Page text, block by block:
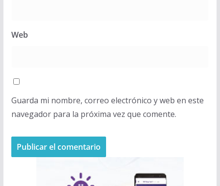
Web
Guarda mi nombre, correo electrónico y web en este
navegador para la próxima vez que comente.